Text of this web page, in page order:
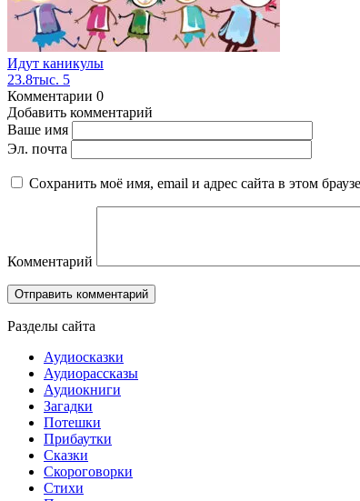
Идут каникулы
23.8тыс. 5
Комментарии 0
Добавить комментарий
Ваше имя
Эл. почта
Сохранить моё имя, email и адрес сайта в этом
Комментарий
Разделы сайта
Аудиосказки
Аудиорассказы
Аудиокниги
Загадки
Потешки
Прибаутки
Сказки
Скороговорки
Стихи